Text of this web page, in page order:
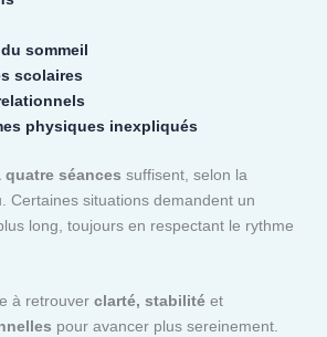
sommeil
scolaires
physiques inexpliqués
quatre séances suffisent, selon la
Certaines situations demandent un
long, toujours en respectant le rythme
à retrouver clarté, stabilité et
pour avancer plus sereinement.